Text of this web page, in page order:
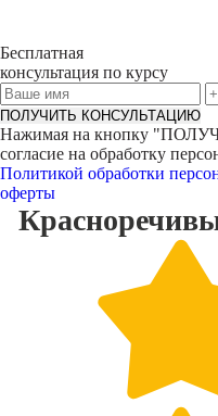
Бесплатная
консультация по курсу
ПОЛУЧИТЬ КОНСУЛЬТАЦИЮ
Нажимая на кнопку "
согласие на обработку
Политикой обработки
оферты